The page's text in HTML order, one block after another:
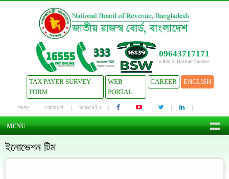
09643717171
e-Return Hotline Number
TAX PAYER SURVEY-
FORM
WEB
PORTAL
CAREER ENGLISH
প্রশ্ন যোগাযোগ ওয়েবমেইল
MENU
ইনোভেশন টিম